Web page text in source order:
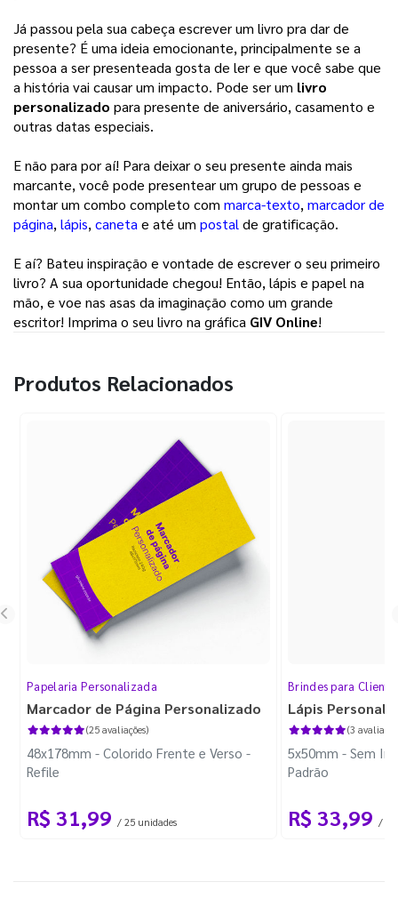
Já passou pela sua cabeça escrever um livro pra dar de
presente? É uma ideia emocionante, principalmente se a
pessoa a ser presenteada gosta de ler e que você sabe que
a história vai causar um impacto. Pode ser um livro
personalizado para presente de aniversário, casamento e
outras datas especiais.
E não para por aí! Para deixar o seu presente ainda mais
marcante, você pode presentear um grupo de pessoas e
montar um combo completo com marca-texto, marcador de
página, lápis, canetae até um postalde gratificação.
E aí? Bateu inspiração e vontade de escrever o seu primeiro
livro? A sua oportunidade chegou! Então, lápis e papel na
mão, e voe nas asas da imaginação como um grande
escritor! Imprima o seu livro na gráfica GIV Online!
Produtos Relacionados
Papelaria Personalizada
Marcador de Página Personalizado
(25 avaliações)
48x178mm - Colorido Frente e Verso -
Refile
R$ 31,99 / 25 unidades
Brindes para
Lápis
(3
5x50mm - Sem
Padrão
R$ 33,99 / 10